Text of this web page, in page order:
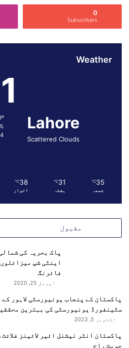
،
گ
ی
ن
م
ی
ک
0
Subscribers
Weather
Lahore
Scattered Clouds
4 km/h
35
℃
جمعہ
31
℃
ہفتہ
38
℃
اتوار
مقبول
پاک بحریہ کی
اینٹی شپ
فائرنگ
اپریل 25, 2020
پاکستان کے پنجاب یونیورسٹی لاہور
سٹینفورڈ یونیورسٹی کی بہترین
اکتوبر 5, 2023
پاکستان انٹر نیشنل ائیر لائینز
چوپٹ راج